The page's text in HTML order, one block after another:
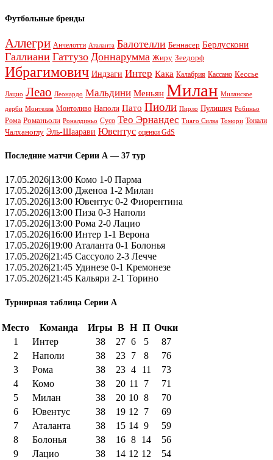
Футбольные бренды
Аллегри Анчелотти Аталанта Балотелли Беннасер Берлускони
Галлиани Гаттузо Доннарумма Жиру Зеедорф
Ибрагимович Индзаги Интер Кака Калабрия Кассано Кессье
Лацио Леао Леонардо Мальдини Меньян Милан Миланское
дерби Монтелла Монтоливо Наполи Пато Пиоли Пирло Пулишич Робиньо
Рома Романьоли Роналдиньо Сусо Тео Эрнандес Тиаго Силва Томори Тонали
Чалханоглу Эль-Шаарави Ювентус оценки GdS
Последние матчи Серии А — 37 тур
17.05.2026|13:00 Комо 1-0 Парма
17.05.2026|13:00 Дженоа 1-2 Милан
17.05.2026|13:00 Ювентус 0-2 Фиорентина
17.05.2026|13:00 Пиза 0-3 Наполи
17.05.2026|13:00 Рома 2-0 Лацио
17.05.2026|16:00 Интер 1-1 Верона
17.05.2026|19:00 Аталанта 0-1 Болонья
17.05.2026|21:45 Сассуоло 2-3 Лечче
17.05.2026|21:45 Удинезе 0-1 Кремонезе
17.05.2026|21:45 Кальяри 2-1 Торино
Турнирная таблица Серии А
Место Команда Игры В Н П Очки
1
Интер 38 27 6 5
87
2
Наполи 38 23 7 8
76
3
Рома 38 23 4 11
73
4
Комо 38 20 11 7
71
5
Милан 38 20 10 8
70
6
Ювентус 38 19 12 7
69
7
Аталанта 38 15 14 9
59
8
Болонья 38 16 8 14
56
9
Лацио 38 14 12 12
54